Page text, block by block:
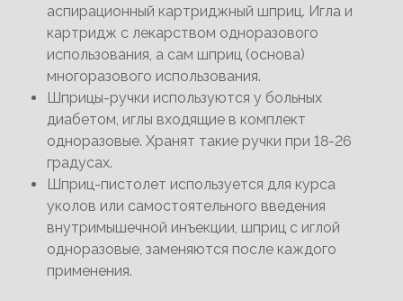
аспирационный картриджный шприц. Игла и
картридж с лекарством одноразового
использования, а сам шприц (основа)
многоразового использования.
Шприцы-ручки используются у больных
диабетом, иглы входящие в комплект
одноразовые. Хранят такие ручки при 18-26
градусах.
Шприц-пистолет используется для курса
уколов или самостоятельного введения
внутримышечной инъекции, шприц с иглой
одноразовые, заменяются после каждого
применения.